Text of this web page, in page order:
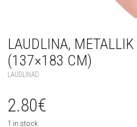
LAUDLINA,
(137×183 CM)
LAUDLINAD
2.80€
1 in stock